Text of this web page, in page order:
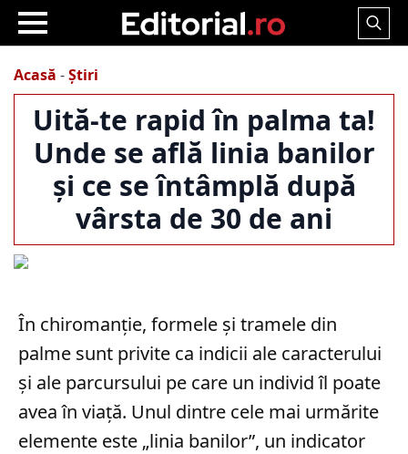
Search
Acasă -Știri
Uită-te rapid în palma ta!
Unde se află linia banilor
și ce se întâmplă după
vârsta de 30 de ani
În chiromanție, formele și tramele din
palme sunt privite ca indicii ale caracterului
și ale parcursului pe care un individ îl poate
avea în viață. Unul dintre cele mai urmărite
elemente este „linia banilor”, un indicator